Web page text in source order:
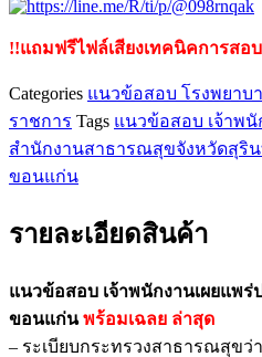
!!แถมฟรีไฟล์เสียงเทคนิคการส
Categories แนวข้อสอบ โรงพยาบ
ราชการ Tags แนวข้อสอบ เจ้าพ
สำนักงานสาธารณสุขจังหวัดสุริ
ขอนแก่น
รายละเอียดสินค้า
แนวข้อสอบ เจ้าพนักงานเผยแพ
ขอนแก่นพร้อมเฉลย ล่าสุด
– ระเบียบกระทรวงสาธารณสุขว่